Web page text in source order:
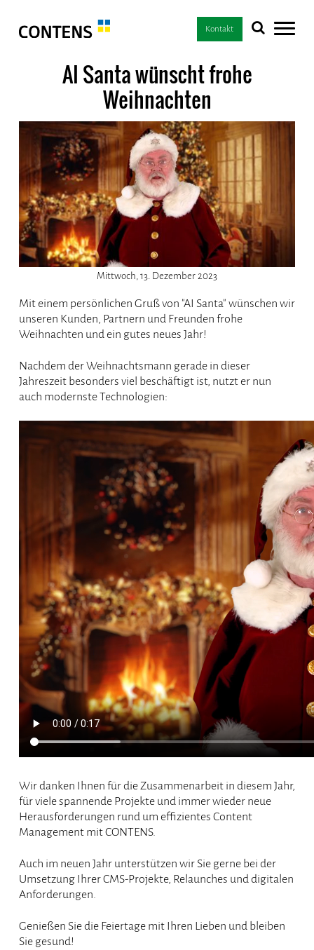
Kontakt
AI Santa wünscht frohe
Weihnachten
Mittwoch, 13. Dezember 2023
Mit einem persönlichen Gruß von "AI Santa" wünschen wir
unseren Kunden, Partnern und Freunden frohe
Weihnachten und ein gutes neues Jahr!
Nachdem der Weihnachtsmann gerade in dieser
Jahreszeit besonders viel beschäftigt ist, nutzt er nun
auch modernste Technologien:
Wir danken Ihnen für die Zusammenarbeit in diesem Jahr,
für viele spannende Projekte und immer wieder neue
Herausforderungen rund um effizientes Content
Management mit CONTENS.
Auch im neuen Jahr unterstützen wir Sie gerne bei der
Umsetzung Ihrer CMS-Projekte, Relaunches und digitalen
Anforderungen.
Genießen Sie die Feiertage mit Ihren Lieben und bleiben
Sie gesund!